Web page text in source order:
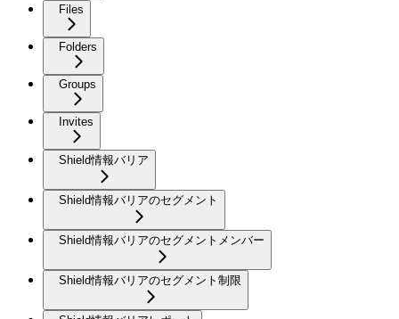
Files
Folders
Groups
Invites
Shield情報バリア
Shield情報バリアのセグメント
Shield情報バリアのセグメントメンバー
Shield情報バリアのセグメント制限